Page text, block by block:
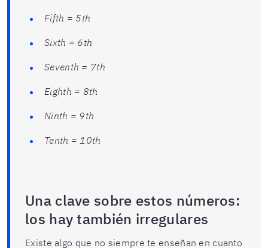
Fifth = 5th
Sixth = 6th
Seventh = 7th
Eighth = 8th
Ninth = 9th
Tenth = 10th
Una clave sobre estos números:
los hay también irregulares
Existe algo que no siempre te enseñan en cuanto